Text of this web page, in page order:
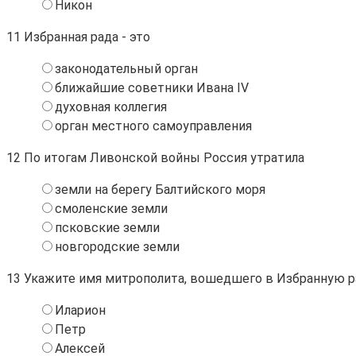
Никон
11 Избранная рада - это
законодательный орган
ближайшие советники Ивана IV
духовная коллегия
орган местного самоуправления
12 По итогам Ливонской войны Россия утратила
земли на берегу Балтийского моря
смоленские земли
псковские земли
новгородские земли
13 Укажите имя митрополита, вошедшего в Избранную
Иларион
Петр
Алексей